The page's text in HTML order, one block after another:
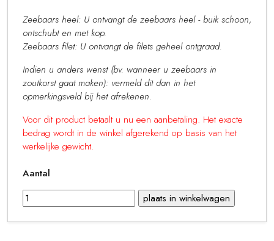
Zeebaars heel: U ontvangt de zeebaars heel - buik schoon,
ontschubt en met kop.
Zeebaars filet: U ontvangt de filets geheel ontgraad.
Indien u anders wenst (bv. wanneer u zeebaars in
zoutkorst gaat maken): vermeld dit dan in het
opmerkingsveld bij het afrekenen.
Voor dit product betaalt u nu een aanbetaling. Het exacte
bedrag wordt in de winkel afgerekend op basis van het
werkelijke gewicht.
Aantal